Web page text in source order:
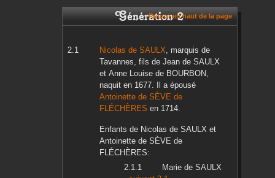
Génération 2Retour en haut de la page
Nicolas de SAULX, marquis de
Tavannes, fils de Jeande SAULX
et Anne Louisede BOURBON,
naquit en 1677. Il a épousé
Antoinettede SÈVE de
FLÉCHÈRES en 1714.
Enfants de Nicolas de SAULX et
Antoinettede SÈVE de
FLÉCHÈRES:
Mariede SAULX